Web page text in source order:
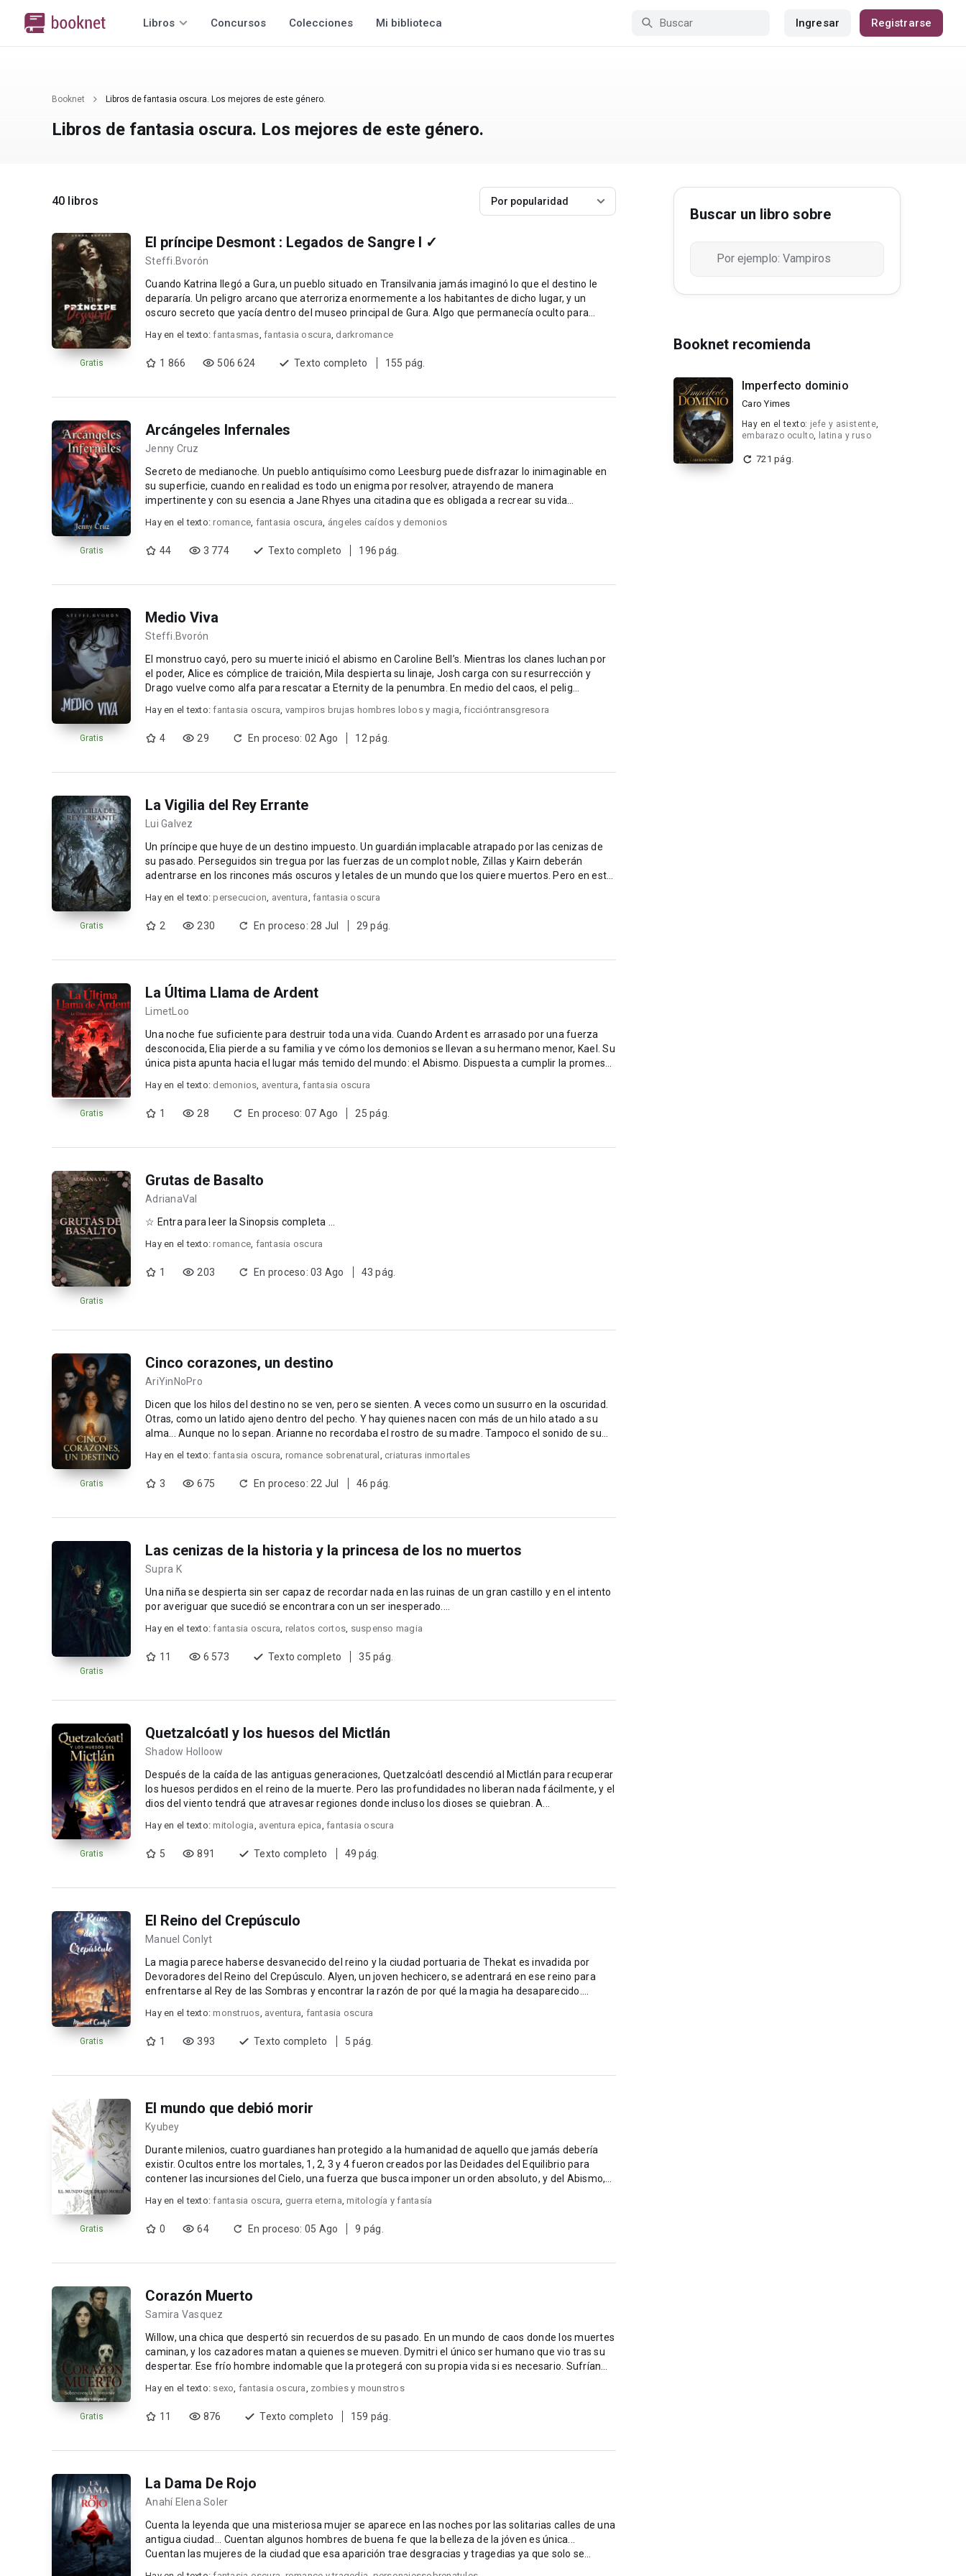
Libros Concursos Colecciones Mi biblioteca Ingresar Registrarse
Booknet Libros de fantasia oscura. Los mejores de este género.
Libros de fantasia oscura. Los mejores de este género.
40 libros Por popularidad
Gratis
El príncipe Desmont : Legados de Sangre l ✓
Steffi.Bvorón
Cuando Katrina llegó a Gura, un pueblo situado en Transilvania jamás imaginó lo que el destino le
depararía. Un peligro arcano que aterroriza enormemente a los habitantes de dicho lugar, y un
oscuro secreto que yacía dentro del museo principal de Gura. Algo que permanecía oculto para
Hay en el texto:fantasmas, fantasia oscura, darkromance
1 866 506 624 Texto completo 155 pág.
Gratis
Arcángeles Infernales
Jenny Cruz
Secreto de medianoche. Un pueblo antiquísimo como Leesburg puede disfrazar lo inimaginable en
su superficie, cuando en realidad es todo un enigma por resolver, atrayendo de manera
impertinente y con su esencia a Jane Rhyes una citadina que es obligada a recrear su vida
Hay en el texto:romance, fantasia oscura, ángeles caídos y demonios
44 3 774 Texto completo 196 pág.
Gratis
Medio Viva
Steffi.Bvorón
El monstruo cayó, pero su muerte inició el abismo en Caroline Bell’s. Mientras los clanes luchan por
el poder, Alice es cómplice de traición, Mila despierta su linaje, Josh carga con su resurrección y
Drago vuelve como alfa para rescatar a Eternity de la penumbra. En medio del caos, el pelig...
Hay en el texto:fantasia oscura, vampiros brujas hombres lobos y magia,ficcióntransgresora
4 29 En proceso: 02 Ago 12 pág.
Gratis
La Vigilia del Rey Errante
Lui Galvez
Un príncipe que huye de un destino impuesto. Un guardián implacable atrapado por las cenizas de
su pasado. Perseguidos sin tregua por las fuerzas de un complot noble, Zillas y Kairn deberán
adentrarse en los rincones más oscuros y letales de un mundo que los quiere muertos. Pero en esta
Hay en el texto:persecucion, aventura, fantasia oscura
2 230 En proceso: 28 Jul 29 pág.
Gratis
La Última Llama de Ardent
LimetLoo
Una noche fue suficiente para destruir toda una vida. Cuando Ardent es arrasado por una fuerza
desconocida, Elia pierde a su familia y ve cómo los demonios se llevan a su hermano menor, Kael. Su
única pista apunta hacia el lugar más temido del mundo: el Abismo. Dispuesta a cumplir la promesa
Hay en el texto: demonios, aventura,fantasia oscura
1 28 En proceso: 07 Ago 25 pág.
Gratis
Grutas de Basalto
AdrianaVal
Hay en el texto:romance, fantasia oscura
1 203 En proceso: 03 Ago 43 pág.
Gratis
Cinco corazones, un destino
AriYinNoPro
Dicen que los hilos del destino no se ven, pero se sienten. A veces como un susurro en la oscuridad.
Otras, como un latido ajeno dentro del pecho. Y hay quienes nacen con más de un hilo atado a su
alma... Aunque no lo sepan. Arianne no recordaba el rostro de su madre. Tampoco el sonido de su
Hay en el texto:fantasia oscura, romance sobrenatural , criaturas inmortales
3 675 En proceso: 22 Jul 46 pág.
Gratis
Las cenizas de la historia y la princesa de los no muertos
Supra K
Una niña se despierta sin ser capaz de recordar nada en las ruinas de un gran castillo y en el intento
por averiguar que sucedió se encontrara con un ser inesperado....
Hay en el texto:fantasia oscura, relatos cortos, suspenso magia
11 6 573 Texto completo 35 pág.
Gratis
Quetzalcóatl y los huesos del Mictlán
Shadow Holloow
Después de la caída de las antiguas generaciones, Quetzalcóatl descendió al Mictlán para recuperar
los huesos perdidos en el reino de la muerte. Pero las profundidades no liberan nada fácilmente, y el
dios del viento tendrá que atravesar regiones donde incluso los dioses se quiebran. A...
Hay en el texto:mitologia, aventura epica, fantasia oscura
5 891 Texto completo 49 pág.
Gratis
El Reino del Crepúsculo
Manuel Conlyt
La magia parece haberse desvanecido del reino y la ciudad portuaria de Thekat es invadida por
Devoradores del Reino del Crepúsculo. Alyen, un joven hechicero, se adentrará en ese reino para
enfrentarse al Rey de las Sombras y encontrar la razón de por qué la magia ha desaparecido....
Hay en el texto:monstruos, aventura, fantasia oscura
1 393 Texto completo 5 pág.
Gratis
El mundo que debió morir
Kyubey
Durante milenios, cuatro guardianes han protegido a la humanidad de aquello que jamás debería
existir. Ocultos entre los mortales, 1, 2, 3 y 4 fueron creados por las Deidades del Equilibrio para
contener las incursiones del Cielo, una fuerza que busca imponer un orden absoluto, y del Abismo,
Hay en el texto:fantasia oscura, guerra eterna,mitología y fantasía
0 64 En proceso: 05 Ago 9 pág.
Gratis
Corazón Muerto
Samira Vasquez
Willow, una chica que despertó sin recuerdos de su pasado. En un mundo de caos donde los muertes
caminan, y los cazadores matan a quienes se mueven. Dymitri el único ser humano que vio tras su
despertar. Ese frío hombre indomable que la protegerá con su propia vida si es necesario. Sufrían
Hay en el texto: sexo, fantasia oscura, zombies y mounstros
11 876 Texto completo 159 pág.
La Dama De Rojo
Anahí Elena Soler
Cuenta la leyenda que una misteriosa mujer se aparece en las noches por las solitarias calles de una
antigua ciudad... Cuentan algunos hombres de buena fe que la belleza de la jóven es única...
Cuentan las mujeres de la ciudad que esa aparición trae desgracias y tragedias ya que solo se
Buscar un libro sobre
Booknet recomienda
Imperfecto dominio
Caro Yimes
Hay en el texto: jefe y asistente,
embarazo oculto, latina y ruso
721 pág.